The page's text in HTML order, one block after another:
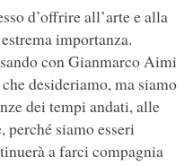
d’offrire all’arte e alla
importanza.
con Gianmarco Aimi
desideriamo, ma siamo
dei tempi andati, alle
siamo esseri
a farci compagnia